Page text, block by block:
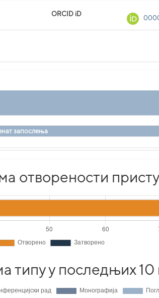
ORCID iD
запослења
отворености
типу у последњих 10